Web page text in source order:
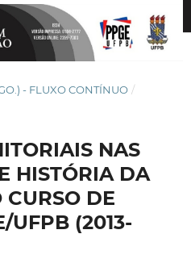
- FLUXO CONTÍNUO /
NAS
HISTÓRIA DA
DE
UFPB (2013-